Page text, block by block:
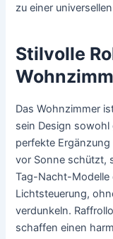
zu einer
Stilvolle
Das Wohnzimmer
sein Design sowohl
perfekte
vor Sonne schützt,
Tag-Nacht-Modelle
Lichtsteuerung,
verdunkeln.
schaffen einen